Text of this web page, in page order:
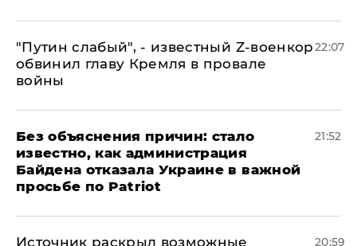
​"Путин слабый", - известный Z-военкор
обвинил главу Кремля в провале
войны
22:07
Без объяснения причин: стало
известно, как администрация
Байдена отказала Украине в важной
просьбе по Patriot
21:52
​Источник раскрыл возможные
20:59